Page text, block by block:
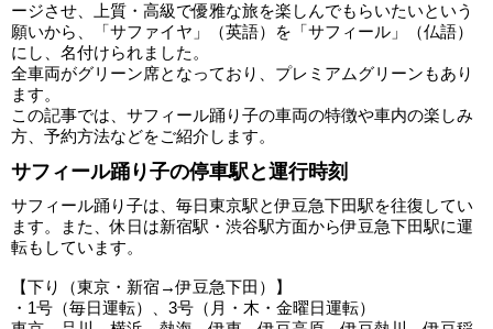
ージさせ、上質・高級で優雅な旅を楽しんでもらいたいという
願いから、「サファイヤ」（英語）を「サフィール」（仏語）
にし、名付けられました。
全車両がグリーン席となっており、プレミアムグリーンもあり
ます。
この記事では、サフィール踊り子の車両の特徴や車内の楽しみ
方、予約方法などをご紹介します。
サフィール踊り子の停車駅と運行時刻
サフィール踊り子は、毎日東京駅と伊豆急下田駅を往復してい
ます。また、休日は新宿駅・渋谷駅方面から伊豆急下田駅に運
転もしています。
【下り（東京・新宿→伊豆急下田）】
・1号（毎日運転）、3号（月・木・金曜日運転）